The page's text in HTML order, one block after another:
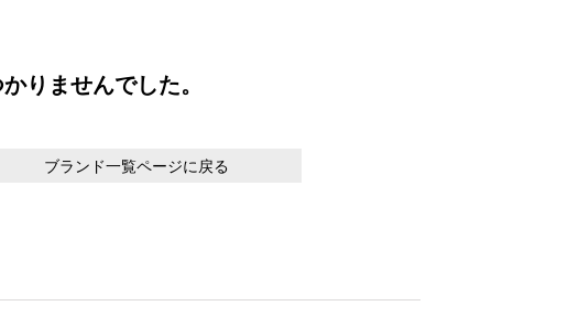
りませんでした。
ブランド一覧ページに戻る